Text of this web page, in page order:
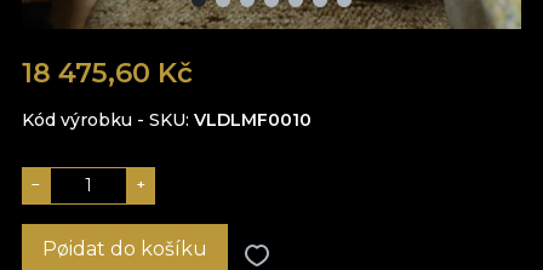
18 475,60 Kč
Kód výrobku - SKU VLDLMF0010
− +
Pøidat do košíku